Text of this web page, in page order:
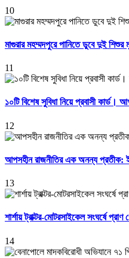
10
মাগুরার মহম্মদপুরে পানিতে ডুবে দুই শিশুর
11
১০টি বিশেষ সুবিধা নিয়ে প্রবাসী কার্ড।
12
আপসহীন রাজনীতির এক অনন্য প্রতীক:
13
শার্শায় ট্রাক্টর-মোটরসাইকেল সংঘর্ষে
14